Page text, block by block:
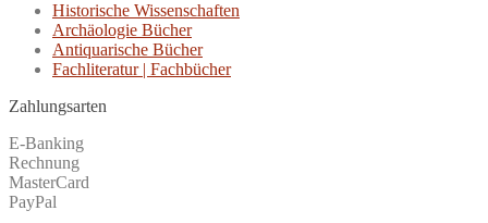
Historische Wissenschaften
Archäologie Bücher
Antiquarische Bücher
Fachliteratur | Fachbücher
Zahlungsarten
E-Banking
Rechnung
MasterCard
PayPal